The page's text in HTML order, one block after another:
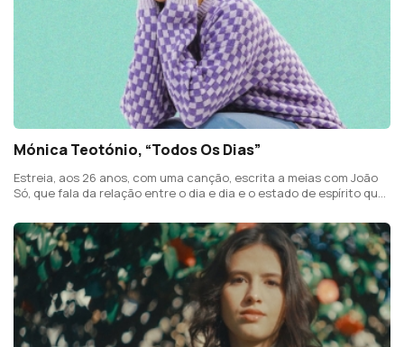
Mónica Teotónio, “Todos Os Dias”
Estreia, aos 26 anos, com uma canção, escrita a meias com João
Só, que fala da relação entre o dia e dia e o estado de espírito que